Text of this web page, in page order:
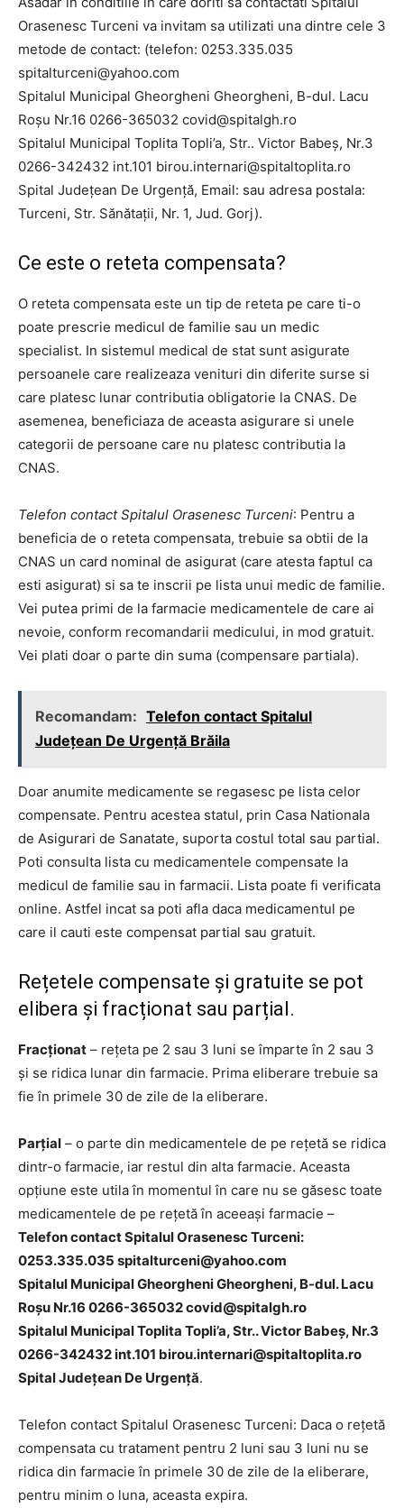
Orasenesc Turceni va invitam sa utilizati una dintre cele 3
metode de contact: (telefon: 0253.335.035
spitalturceni@yahoo.com
Spitalul Municipal Gheorgheni Gheorgheni, B-dul. Lacu
Roșu Nr.16 0266-365032 covid@spitalgh.ro
Spitalul Municipal Toplita Topli’a, Str.. Victor Babeș, Nr.3
0266-342432 int.101 birou.internari@spitaltoplita.ro
Spital Județean De Urgență, Email: sau adresa postala:
Turceni, Str. Sănătaţii, Nr. 1, Jud. Gorj).
Ce este o reteta compensata?
O reteta compensata este un tip de reteta pe care ti-o
poate prescrie medicul de familie sau un medic
specialist. In sistemul medical de stat sunt asigurate
persoanele care realizeaza venituri din diferite surse si
care platesc lunar contributia obligatorie la CNAS. De
asemenea, beneficiaza de aceasta asigurare si unele
categorii de persoane care nu platesc contributia la
CNAS.
Telefon contact Spitalul Orasenesc Turceni: Pentru a
beneficia de o reteta compensata, trebuie sa obtii de la
CNAS un card nominal de asigurat (care atesta faptul ca
esti asigurat) si sa te inscrii pe lista unui medic de familie.
Vei putea primi de la farmacie medicamentele de care ai
nevoie, conform recomandarii medicului, in mod gratuit.
Vei plati doar o parte din suma (compensare partiala).
Recomandam: Telefon contact Spitalul
Județean De Urgență Brăila
Doar anumite medicamente se regasesc pe lista celor
compensate. Pentru acestea statul, prin Casa Nationala
de Asigurari de Sanatate, suporta costul total sau partial.
Poti consulta lista cu medicamentele compensate la
medicul de familie sau in farmacii. Lista poate fi verificata
online. Astfel incat sa poti afla daca medicamentul pe
care il cauti este compensat partial sau gratuit.
Rețetele compensate și gratuite se pot
elibera și fracționat sau parțial.
Fracționat – rețeta pe 2 sau 3 luni se împarte în 2 sau 3
și se ridica lunar din farmacie. Prima eliberare trebuie sa
fie în primele 30 de zile de la eliberare.
Parțial – o parte din medicamentele de pe rețetă se ridica
dintr-o farmacie, iar restul din alta farmacie. Aceasta
opțiune este utila în momentul în care nu se găsesc toate
medicamentele de pe rețetă în aceeași farmacie –
Telefon contact Spitalul Orasenesc Turceni:
0253.335.035 spitalturceni@yahoo.com
Spitalul Municipal Gheorgheni Gheorgheni, B-dul. Lacu
Roșu Nr.16 0266-365032covid@spitalgh.ro
Spitalul Municipal Toplita Topli’a, Str.. Victor Babeș, Nr.3
0266-342432 int.101 birou.internari@spitaltoplita.ro
Spital Județean De Urgență.
Telefon contact Spitalul Orasenesc Turceni: Daca o rețetă
compensata cu tratament pentru 2 luni sau 3 luni nu se
ridica din farmacie în primele 30 de zile de la eliberare,
pentru minim o luna, aceasta expira.